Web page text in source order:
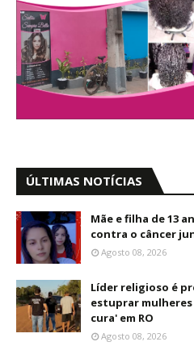
ÚLTIMAS NOTÍCIAS
Mãe e filha de 13
contra o câncer
Agosto 08, 2026
Líder religioso é
estuprar
cura' em RO
Agosto 08, 2026